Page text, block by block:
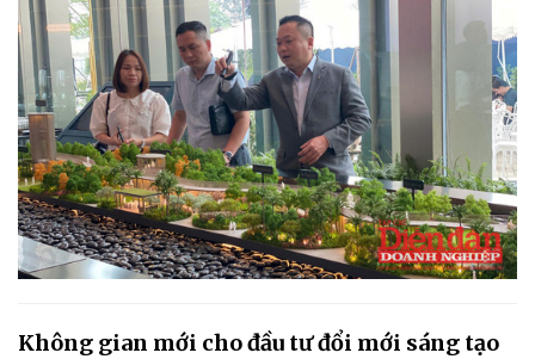
Không gian mới cho đầu tư đổi mới sáng tạo